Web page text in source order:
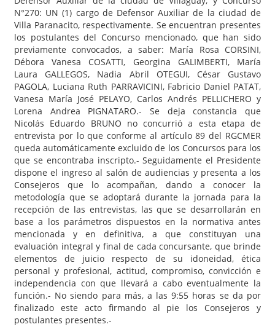
N°270: UN (1) cargo de Defensor Auxiliar de la ciudad de
Villa Paranacito, respectivamente. Se encuentran presentes
los postulantes del Concurso mencionado, que han sido
previamente convocados, a saber: María Rosa CORSINI,
Débora Vanesa COSATTI, Georgina GALIMBERTI, María
Laura GALLEGOS, Nadia Abril OTEGUI, César Gustavo
PAGOLA, Luciana Ruth PARRAVICINI, Fabricio Daniel PATAT,
Vanesa María José PELAYO, Carlos Andrés PELLICHERO y
Lorena Andrea PIGNATARO.- Se deja constancia que
Nicolás Eduardo BRUNO no concurrió a esta etapa de
entrevista por lo que conforme al artículo 89 del RGCMER
queda automáticamente excluido de los Concursos para los
que se encontraba inscripto.- Seguidamente el Presidente
dispone el ingreso al salón de audiencias y presenta a los
Consejeros que lo acompañan, dando a conocer la
metodología que se adoptará durante la jornada para la
recepción de las entrevistas, las que se desarrollarán en
base a los parámetros dispuestos en la normativa antes
mencionada y en definitiva, a que constituyan una
evaluación integral y final de cada concursante, que brinde
elementos de juicio respecto de su idoneidad, ética
personal y profesional, actitud, compromiso, convicción e
independencia con que llevará a cabo eventualmente la
función.- No siendo para más, a las 9:55 horas se da por
finalizado este acto firmando al pie los Consejeros y
postulantes presentes.-